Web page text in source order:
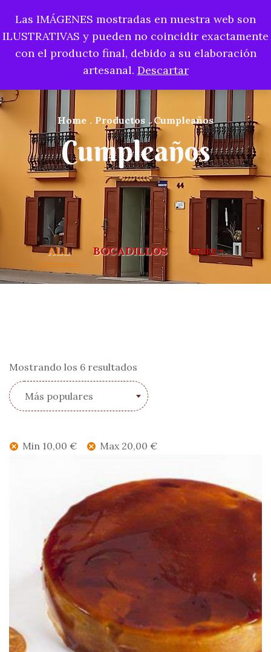
Las IMÁGENES mostradas en nuestra web son
ILUSTRATIVAS y pueden no coincidir exactamente
con el producto final, debido a su elaboración
artesanal. Descartar
Home . Productos . Cumpleaños
Cumpleaños
ALL BOCADILLOS MORE
Mostrando los 6 resultados
Más populares
Min 10,00 € Max 20,00 €